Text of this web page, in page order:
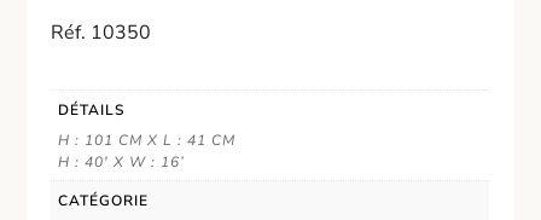
Réf. 10350
DÉTAILS
H : 101 CM X L : 41 CM
H : 40' X W : 16’
CATÉGORIE